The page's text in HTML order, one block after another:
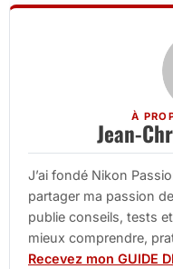
À
Jean-
J’ai fondé Nikon
partager ma passion
publie conseils, tests
mieux comprendre,
Recevez mon GUIDE